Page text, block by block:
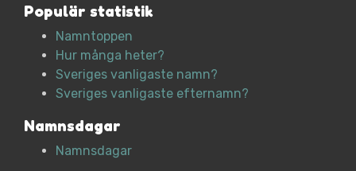
Populär statistik
Namntoppen
Hur många heter?
Sveriges vanligaste namn?
Sveriges vanligaste efternamn?
Namnsdagar
Namnsdagar